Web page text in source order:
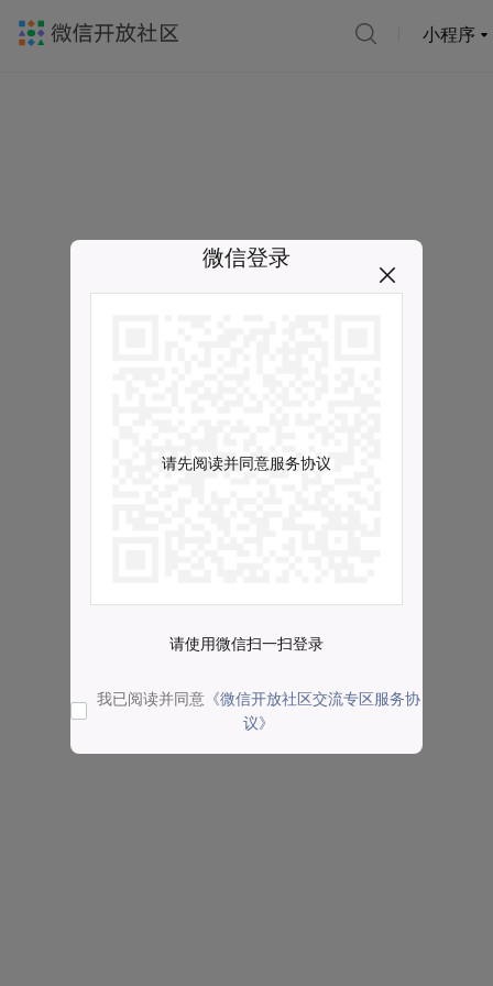
小程序
微信登录
请先阅读并同意服务协议
请使用微信扫一扫登录
我已阅读并同意 《微信开放社区交流专区服务协
议》